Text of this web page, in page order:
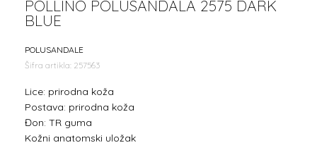
POLLINO POLUSANDALA 2575 DARK
BLUE
POLUSANDALE
Šifra artikla: 257563
Lice: prirodna koža
Postava: prirodna koža
Đon: TR guma
Kožni anatomski uložak